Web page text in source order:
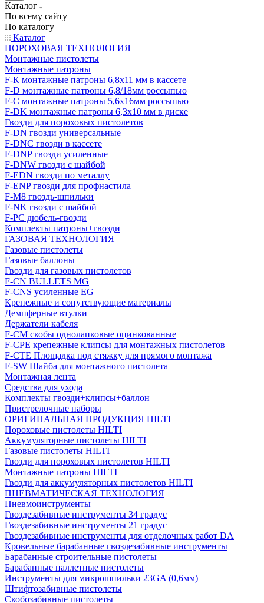
Каталог
По всему сайту
По каталогу
Каталог
ПОРОХОВАЯ ТЕХНОЛОГИЯ
Монтажные пистолеты
Монтажные патроны
F-К монтажные патроны 6,8х11 мм в кассете
F-D монтажные патроны 6,8/18мм россыпью
F-C монтажные патроны 5,6х16мм россыпью
F-DK монтажные патроны 6,3х10 мм в диске
Гвозди для пороховых пистолетов
F-DN гвозди универсальные
F-DNC гвозди в кассете
F-DNP гвозди усиленные
F-DNW гвозди с шайбой
F-EDN гвозди по металлу
F-ENP гвозди для профнастила
F-M8 гвоздь-шпильки
F-NK гвозди с шайбой
F-PC дюбель-гвозди
Комплекты патроны+гвозди
ГАЗОВАЯ ТЕХНОЛОГИЯ
Газовые пистолеты
Газовые баллоны
Гвозди для газовых пистолетов
F-CN BULLETS MG
F-CNS усиленные EG
Крепежные и сопутствующие материалы
Демпферные втулки
Держатели кабеля
F-CM скобы однолапковые оцинкованные
F-CPE крепежные клипсы для монтажных пистолетов
F-CTE Площадка под стяжку для прямого монтажа
F-SW Шайба для монтажного пистолета
Монтажная лента
Средства для ухода
Комплекты гвозди+клипсы+баллон
Пристрелочные наборы
ОРИГИНАЛЬНАЯ ПРОДУКЦИЯ HILTI
Пороховые пистолеты HILTI
Аккумуляторные пистолеты HILTI
Газовые пистолеты HILTI
Гвозди для пороховых пистолетов HILTI
Монтажные патроны HILTI
Гвозди для аккумуляторных пистолетов HILTI
ПНЕВМАТИЧЕСКАЯ ТЕХНОЛОГИЯ
Пневмоинструменты
Гвоздезабивные инструменты 34 градус
Гвоздезабивные инструменты 21 градус
Гвоздезабивные инструменты для отделочных работ DA
Кровельные барабанные гвоздезабивные инструменты
Барабанные строительные пистолеты
Барабанные паллетные пистолеты
Инструменты для микрошпильки 23GA (0,6мм)
Штифтозабивные пистолеты
Скобозабивные пистолеты